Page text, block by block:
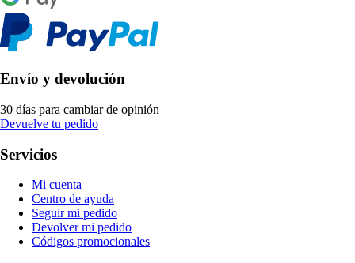
Envío y devolución
30 días para cambiar de opinión
Devuelve tu pedido
Servicios
Mi cuenta
Centro de ayuda
Seguir mi pedido
Devolver mi pedido
Códigos promocionales